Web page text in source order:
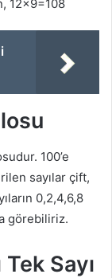
12×9=108
100’e
sayılar çift,
0,2,4,6,8
görebiliriz.
Tek Sayı